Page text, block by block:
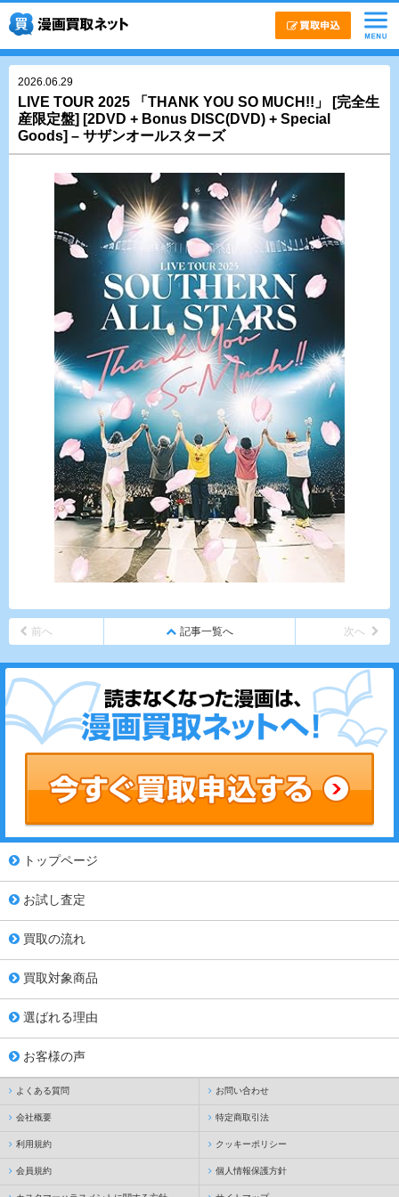
2026.06.29
LIVE TOUR 2025 「THANK YOU SO MUCH!!」 [完全生
産限定盤] [2DVD + Bonus DISC(DVD) + Special
Goods] – サザンオールスターズ
前へ 記事一覧へ 次へ
トップページ
お試し査定
買取の流れ
買取対象商品
選ばれる理由
お客様の声
よくある質問 お問い合わせ
会社概要 特定商取引法
利用規約 クッキーポリシー
会員規約 個人情報保護方針